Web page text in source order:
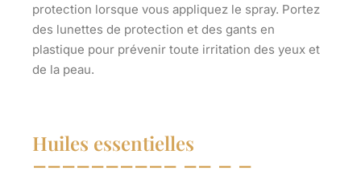
protection lorsque vous appliquez le spray. Portez
des lunettes de protection et des gants en
plastique pour prévenir toute irritation des yeux et
de la peau.
Huiles essentielles